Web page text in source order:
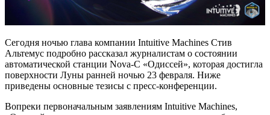
Сегодня ночью глава компании Intuitive Machines Стив
Альтемус подробно рассказал журналистам о состоянии
автоматической станции Nova-C «Одиссей», которая достигла
поверхности Луны ранней ночью 23 февраля. Ниже
приведены основные тезисы с пресс-конференции.
Вопреки первоначальным заявлениям Intuitive Machines,